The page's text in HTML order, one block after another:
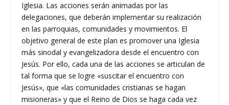
Iglesia. Las acciones serán animadas por las
delegaciones, que deberán implementar su realización
en las parroquias, comunidades y movimientos. El
objetivo general de este plan es promover una Iglesia
más sinodal y evangelizadora desde el encuentro con
Jesús. Por ello, cada una de las acciones se articulan de
tal forma que se logre «suscitar el encuentro con
Jesús», que «las comunidades cristianas se hagan
misioneras» y que el Reino de Dios se haga cada vez